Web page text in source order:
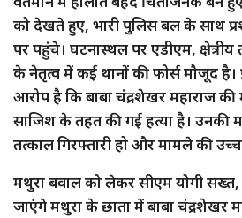
को देखते हुए, भारी पुलिस बल के साथ
पर पहुंचे। घटनास्थल पर एडीएम,
के नेतृत्व में कई थानों की फोर्स मौजूद है।
आरोप है कि बाबा चंद्रशेखर महाराज
साजिश के तहत की गई हत्या है। उनकी
तत्काल गिरफ्तारी हो और मामले की
मथुरा बवाल को लेकर सीएम योगी सख्त,
जाएंगे मथुरा के छाता में बाबा चंद्रशेखर